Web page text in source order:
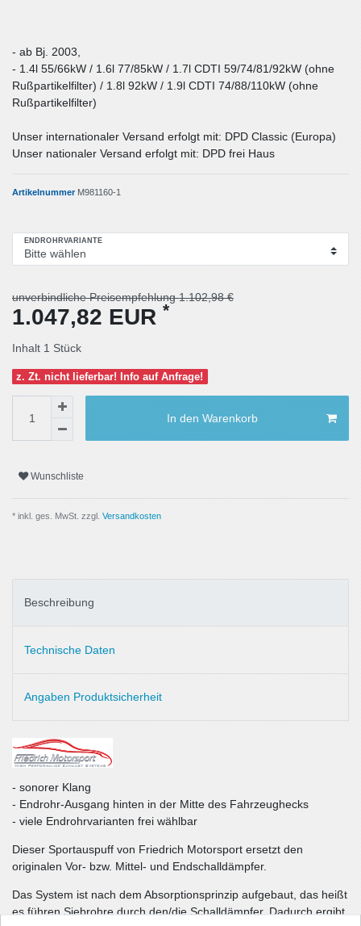
- ab Bj. 2003,
- 1.4l 55/66kW / 1.6l 77/85kW / 1.7l CDTI 59/74/81/92kW (ohne
Rußpartikelfilter) / 1.8l 92kW / 1.9l CDTI 74/88/110kW (ohne
Rußpartikelfilter)
Unser internationaler Versand erfolgt mit: DPD Classic (Europa)
Unser nationaler Versand erfolgt mit: DPD frei Haus
Artikelnummer M981160-1
ENDROHRVARIANTE
unverbindliche Preisempfehlung 1.102,98 €
1.047,82 EUR *
Inhalt 1 Stück
z. Zt. nicht lieferbar! Info auf Anfrage!
In den Warenkorb
Wunschliste
* inkl. ges. MwSt. zzgl. Versandkosten
Beschreibung
Technische Daten
Angaben Produktsicherheit
- sonorer Klang
- Endrohr-Ausgang hinten in der Mitte des Fahrzeughecks
- viele Endrohrvarianten frei wählbar
Dieser Sportauspuff von Friedrich Motorsport ersetzt den
originalen Vor- bzw. Mittel- und Endschalldämpfer.
Das System ist nach dem Absorptionsprinzip aufgebaut, das heißt
es führen Siebrohre durch den/die Schalldämpfer. Dadurch ergibt